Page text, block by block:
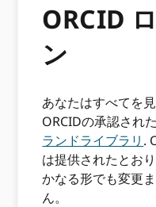
ORCID
ン
あなたはすべてを
ORCIDの承認され
ランドライブラリ .
は提供されたとお
かなる形でも変更
ん。